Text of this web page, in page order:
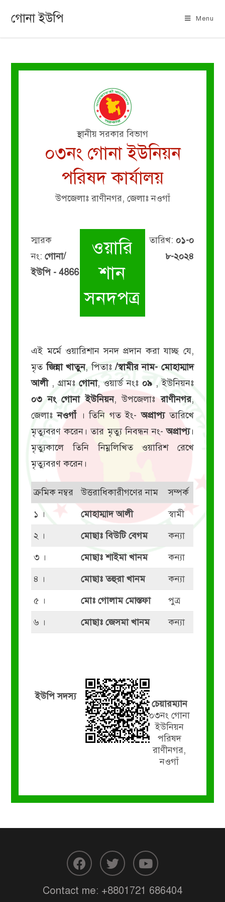
গোনা ইউপি Menu
স্থানীয় সরকার বিভাগ
০৩নং গোনা ইউনিয়ন
পরিষদ কার্যালয়
উপজেলাঃ রাণীনগর, জেলাঃ নওগাঁ
স্মারক
নং:গোনা/
ইউপি - 4866
ওয়ারি
শান
সনদপত্র
তারিখ: ০১-০
৮-২০২৪
এই মর্মে ওয়ারিশান সনদ প্রদান করা যাচ্ছ যে,
মৃতজিন্না খাতুন, পিতাঃ/স্বামীর নাম- মোহাম্মাদ
আলী, গ্রামঃগোনা, ওয়ার্ড নংঃ ০৯ , ইউনিয়নঃ
০৩ নং গোনা ইউনিয়ন, উপজেলাঃরাণীনগর,
জেলাঃনওগাঁ। তিনি গত ইং-অপ্রাপ্যতারিখে
মৃত্যুবরণ করেন। তার মৃত্যু নিবন্ধন নং-অপ্রাপ্য।
মৃত্যুকালে তিনি নিম্নলিখিত ওয়ারিশ রেখে
মৃত্যুবরণ করেন।
ক্রমিক নম্বর উত্তরাধিকারীগণের নাম
সম্পর্ক
১ ।
মোহাম্মাদ আলী
স্বামী
২ ।
মোছাঃ বিউটি বেগম
কন্যা
৩ ।
মোছাঃ শাইমা খানম
কন্যা
৪ ।
মোছাঃ তহুরা খানম
কন্যা
৫ ।
মোঃ গোলাম মোস্তফা
পুত্র
৬ ।
মোছাঃ জেসমা খানম কন্যা
ইউপি সদস্য
চেয়ারম্যান
০৩নং গোনা
ইউনিয়ন
পরিষদ
রাণীনগর,
নওগাঁ
Contact me: +8801721 686404